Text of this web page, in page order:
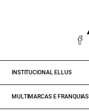
INSTITUCIONAL ELLUS
MULTIMARCAS E FRANQUIAS